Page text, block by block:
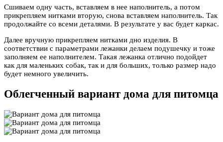
Сшиваем одну часть, вставляем в нее наполнитель, а потом
прикрепляем нитками вторую, снова вставляем наполнитель. Так
продолжайте со всеми деталями. В результате у вас будет каркас.
Далее вручную прикрепляем нитками дно изделия. В
соответствии с параметрами лежанки делаем подушечку и тоже
заполняем ее наполнителем. Такая лежанка отлично подойдет
как для маленьких собак, так и для больших, только размер надо
будет немного увеличить.
Облегченный вариант дома для питомца